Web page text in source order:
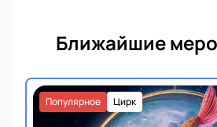
Ближайшие
Цирк
Популярное